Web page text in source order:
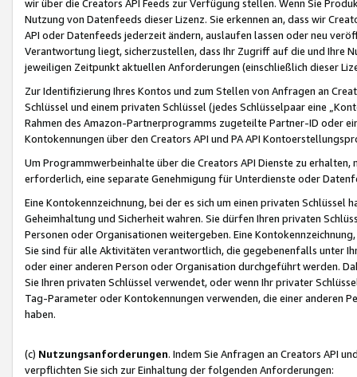
wir über die Creators API Feeds zur Verfügung stellen. Wenn Sie
Nutzung von Datenfeeds dieser Lizenz. Sie erkennen an, dass wir
API oder Datenfeeds jederzeit ändern, auslaufen lassen oder neu
Verantwortung liegt, sicherzustellen, dass Ihr Zugriff auf die und Ihre
jeweiligen Zeitpunkt aktuellen Anforderungen (einschließlich dieser
Zur Identifizierung Ihres Kontos und zum Stellen von Anfragen an
Schlüssel und einem privaten Schlüssel (jedes Schlüsselpaar eine
Rahmen des Amazon-Partnerprogramms zugeteilte Partner-ID oder
Kontokennungen über den Creators API und PA API
Um Programmwerbeinhalte über die Creators API Dienste zu
erforderlich, eine separate Genehmigung für Unterdienste oder
Eine Kontokennzeichnung, bei der es sich um einen privaten
Geheimhaltung und Sicherheit wahren. Sie dürfen Ihren privaten
Personen oder Organisationen weitergeben. Eine
Sie sind für alle Aktivitäten verantwortlich, die gegebenenfalls unter
oder einer anderen Person oder Organisation durchgeführt werden.
Sie Ihren privaten Schlüssel verwendet, oder wenn Ihr privater
Tag-Parameter oder Kontokennungen verwenden, die einer anderen
haben.
(c) Nutzungsanforderungen. Indem Sie Anfragen an Creators API
verpflichten Sie sich zur Einhaltung der folgenden Anforderungen: